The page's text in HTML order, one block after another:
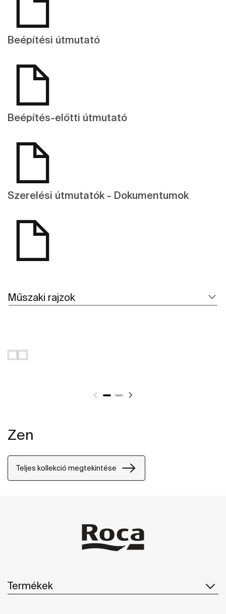
Beépítési útmutató
Beépítés-előtti útmutató
Szerelési útmutatók - Dokumentumok
Műszaki rajzok
Zen
Teljes kollekció megtekintése
Termékek